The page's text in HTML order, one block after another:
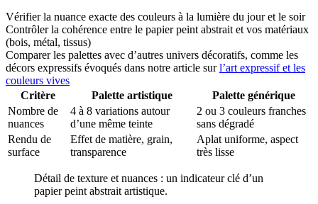
Vérifier la nuance exacte des couleurs à la lumière du jour et le soir
Contrôler la cohérence entre le papier peint abstrait et vos matériaux
(bois, métal, tissus)
Comparer les palettes avec d’autres univers décoratifs, comme les
décors expressifs évoqués dans notre article surl’art expressif et les
couleurs vives
Critère
Palette artistique
Palette générique
Nombre de
nuances
4 à 8 variations autour
d’une même teinte
2 ou 3 couleurs franches
sans dégradé
Rendu de
surface
Effet de matière, grain,
transparence
Aplat uniforme, aspect
très lisse
Détail de texture et nuances : un indicateur clé d’un
papier peint abstrait artistique.